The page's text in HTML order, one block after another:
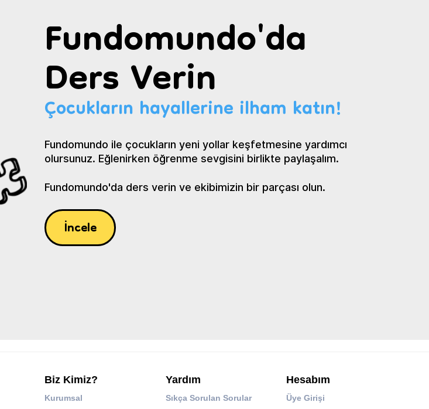
Fundomundo'da
Ders Verin
Çocukların hayallerine ilham katın!
Fundomundo ile çocukların yeni yollar keşfetmesine yardımcı
olursunuz. Eğlenirken öğrenme sevgisini birlikte paylaşalım.
Fundomundo'da ders verin ve ekibimizin bir parçası olun.
İncele
Biz Kimiz?
Kurumsal
Yardım
Sıkça Sorulan Sorular
Hesabım
Üye Girişi